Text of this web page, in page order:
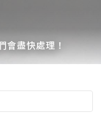
會盡快處理！